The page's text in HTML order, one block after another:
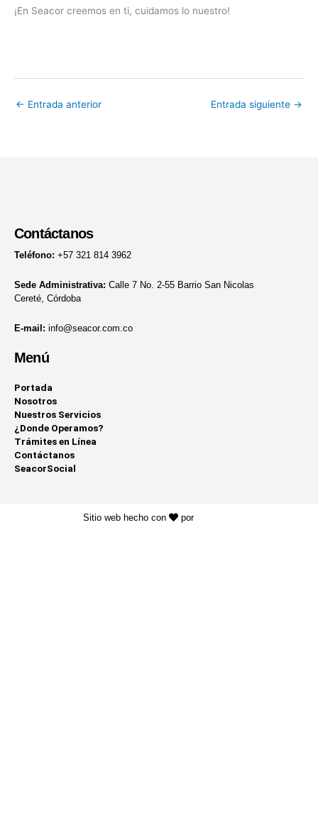
¡En Seacor creemos en ti, cuidamos lo nuestro!
← Entrada anterior Entrada siguiente →
Contáctanos
Teléfono: +57 321 814 3962
Sede Administrativa: Calle 7 No. 2-55 Barrio San Nicolas
Cereté, Córdoba
E-mail: info@seacor.com.co
Menú
Portada
Nosotros
Nuestros Servicios
¿Donde Operamos?
Trámites en Línea
Contáctanos
SeacorSocial
Sitio web hecho con por